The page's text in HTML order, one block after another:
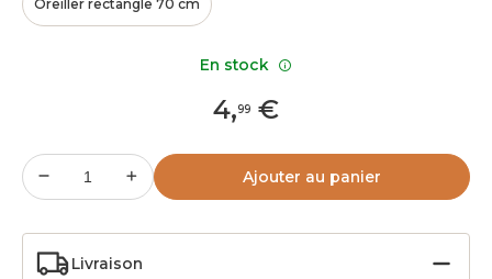
Oreiller rectangle 70 cm
4,99 €
Ajouter au panier
Livraison